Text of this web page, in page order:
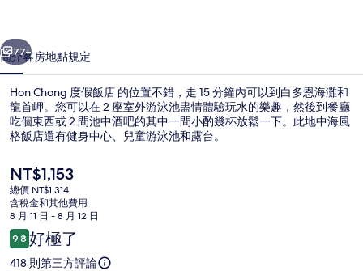
相
片
集
個 下一個
77+
簡介客房地點規定
Hon Chong 度假飯店 的位置不錯，走 15 分鐘內可以到白多恩海灘和
龍首岬。您可以在 2 座室外游泳池盡情體驗玩水的樂趣，然後到餐廳
吃個東西或 2 間池中酒吧的其中一間小酌幾杯放鬆一下。此地中海風
格飯店還有健身中心、兒童游泳池和露台。
目
前
的
價
格
是
NT$1,153
NT$1,153
總價 NT$1,314
含稅金和其他費用
8 月 11 日 - 8 月 12 日
評
論
9.89.8 分，滿分 10 分，
好極了
418 則第三方評論